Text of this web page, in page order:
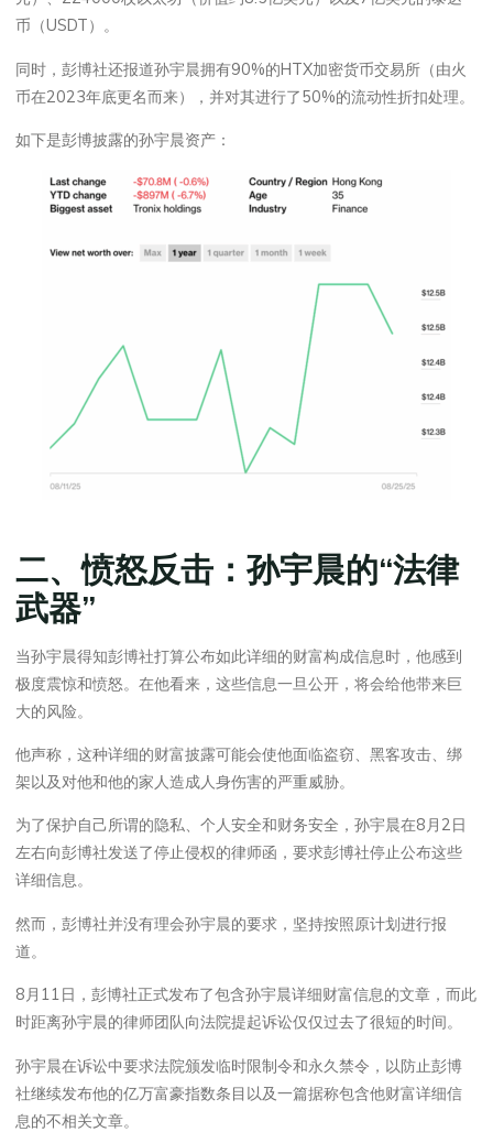
币（USDT）。
同时，彭博社还报道孙宇晨拥有90%的HTX加密货币交易所（由火
币在2023年底更名而来），并对其进行了50%的流动性折扣处理。
如下是彭博披露的孙宇晨资产：
二、愤怒反击：孙宇晨的“法律
武器”
当孙宇晨得知彭博社打算公布如此详细的财富构成信息时，他感到
极度震惊和愤怒。在他看来，这些信息一旦公开，将会给他带来巨
大的风险。
他声称，这种详细的财富披露可能会使他面临盗窃、黑客攻击、绑
架以及对他和他的家人造成人身伤害的严重威胁。
为了保护自己所谓的隐私、个人安全和财务安全，孙宇晨在8月2日
左右向彭博社发送了停止侵权的律师函，要求彭博社停止公布这些
详细信息。
然而，彭博社并没有理会孙宇晨的要求，坚持按照原计划进行报
道。
8月11日，彭博社正式发布了包含孙宇晨详细财富信息的文章，而此
时距离孙宇晨的律师团队向法院提起诉讼仅仅过去了很短的时间。
孙宇晨在诉讼中要求法院颁发临时限制令和永久禁令，以防止彭博
社继续发布他的亿万富豪指数条目以及一篇据称包含他财富详细信
息的不相关文章。